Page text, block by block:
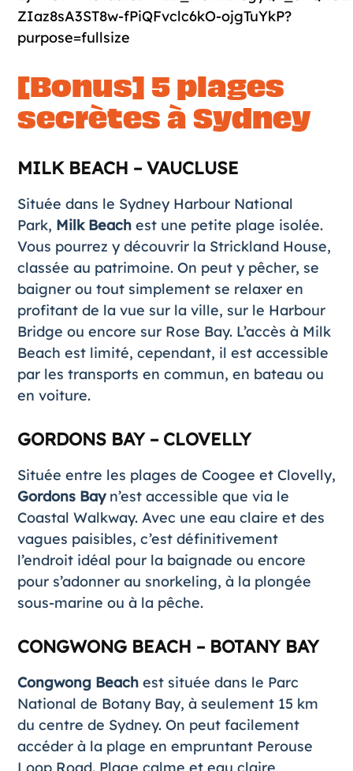
[Bonus] 5 plages
secrètes à Sydney
MILK BEACH – VAUCLUSE
Située dans le Sydney Harbour National
Park, Milk Beachest une petite plage isolée.
Vous pourrez y découvrir la Strickland House,
classée au patrimoine. On peut y pêcher, se
baigner ou tout simplement se relaxer en
profitant de la vue sur la ville, sur le Harbour
Bridge ou encore sur Rose Bay. L’accès à Milk
Beach est limité, cependant, il est accessible
par les transports en commun, en bateau ou
en voiture.
GORDONS BAY – CLOVELLY
Située entre les plages de Coogee et Clovelly,
Gordons Bayn’est accessible que via le
Coastal Walkway. Avec une eau claire et des
vagues paisibles, c’est définitivement
l’endroit idéal pour la baignade ou encore
pour s’adonner au snorkeling, à la plongée
sous-marine ou à la pêche.
CONGWONG BEACH – BOTANY BAY
Congwong Beachest située dans le Parc
National de Botany Bay, à seulement 15 km
du centre de Sydney. On peut facilement
accéder à la plage en empruntant Perouse
Loop Road. Plage calme et eau claire,